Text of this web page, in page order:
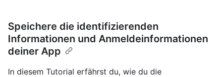
Speichere die identifizierenden
Informationen und Anmeldeinformationen
deiner App
In diesem Tutorial erfährst du, wie du die